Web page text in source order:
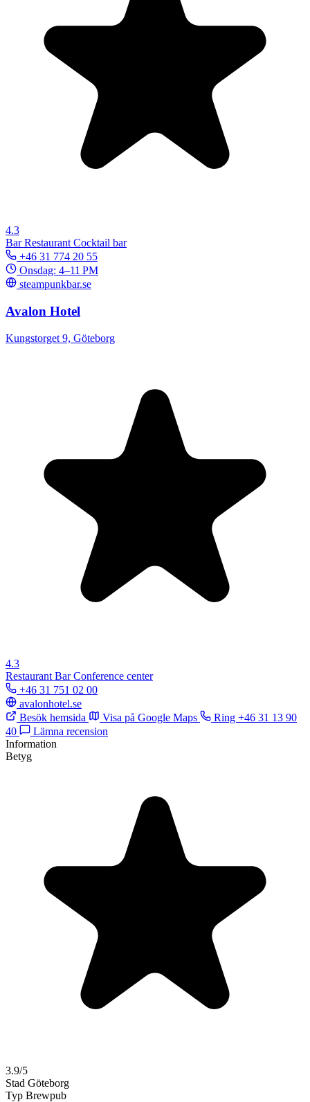
4.3
BarRestaurant Cocktail bar
+46 31 774 20 55
Onsdag: 4–11 PM
steampunkbar.se
Avalon Hotel
Kungstorget 9, Göteborg
4.3
Restaurant BarConference center
+46 31 751 02 00
avalonhotel.se
Besök hemsida
Visa på Google Maps
Ring +46 31 13 90
40
Lämna recension
Information
Betyg
3.9/5
Stad Göteborg
Typ Brewpub